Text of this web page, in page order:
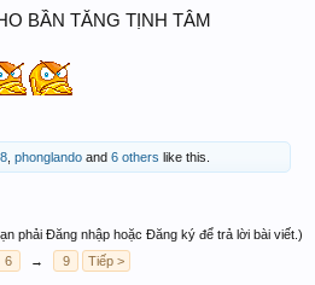
BẦN TĂNG TỊNH TÂM
phonglando and 6 others like this.
phải Đăng nhập hoặc Đăng ký để trả lời bài viết.)
6 → 9 Tiếp >